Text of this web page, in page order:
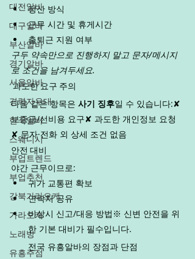
대전알바
대구알바
부산알바
경기알바
서울알바
경력자우대
한국알바
스웨디시
부업트렌드
부업추천
강북가라오케
가라오케
노래방
유흥주점
정산 방식
근무 시간 및 휴게시간
출퇴근 지원 여부
구두 약속만으로 진행하지 말고 문자/메시지
로 조건을 남겨두세요.
과도한 요구 주의
다음 같은 항목은 사기 징후일 수 있습니다:✘
보증금/선비용 요구✘ 과도한 개인정보 요청
✘ 문자·전화 외 상세 조건 없음
안전 대비
야간 근무이므로:
귀가 교통편 확보
연락처 공유
비상시 신고/대응 방법※ 신변 안전을 위
한 기본 대비가 필수입니다.
전국 유흥알바의 장점과 단점